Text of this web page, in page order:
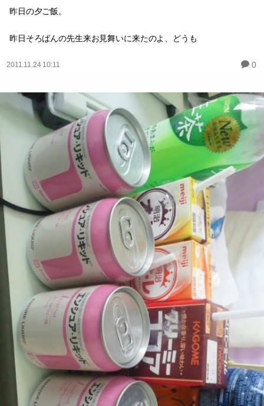
昨日の夕ご飯。
昨日そろばんの先生来お見舞いに来たのよ、どうも
2011.11.24 10:11 0